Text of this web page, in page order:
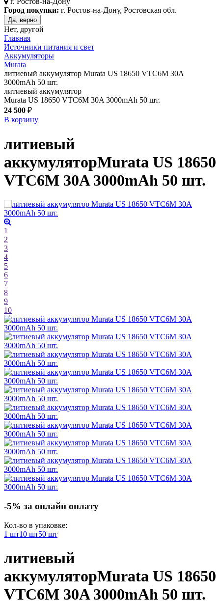
Город покупки: г. Ростов-на-Дону, Ростовская обл.
Да, верно
Нет, другой
Главная
Источники питания и свет
Аккумуляторы
Murata
литиевый аккумулятор Murata US 18650 VTC6M 30A
3000mAh 50 шт.
литиевый аккумулятор
Murata US 18650 VTC6M 30A 3000mAh 50 шт.
24 500 ₽
В корзину
литиевый
аккумуляторMurata US 18650
VTC6M 30A 3000mAh 50 шт.
1
2
3
4
5
6
7
8
9
10
-5% за онлайн оплату
Кол-во в упаковке:
1 шт10 шт50 шт
литиевый
аккумуляторMurata US 18650
VTC6M 30A 3000mAh 50 шт.